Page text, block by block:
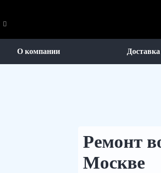
О компании Доставка
Ремонт
Москве